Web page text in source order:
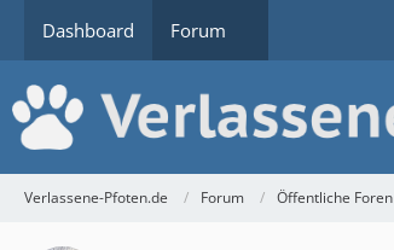
Dashboard Forum
Verlassene-Pfoten.de Forum Öffentliche Foren